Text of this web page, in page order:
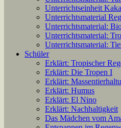
Unterrichtseinheit
Unterrichtsmaterial
Unterrichtsmaterial:
Unterrichtsmaterial:
Unterrichtsmaterial:
Schüler
Erklärt: Tropischer
Erklärt: Die Tropen I
Erklärt:
Erklärt: Humus
Erklärt: El Nino
Erklärt: Nachhaltigkeit
Das Mädchen vom